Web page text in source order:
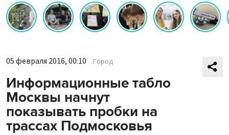
05 февраля 2016, 00:10 Город
Информационные табло
Москвы начнут
показывать пробки на
трассах Подмосковья